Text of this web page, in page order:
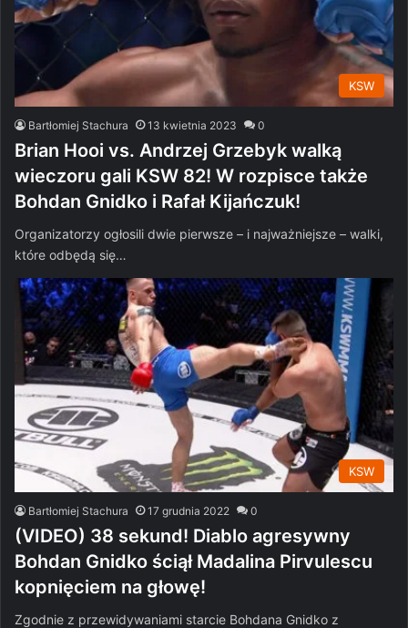
KSW
Bartłomiej Stachura 13 kwietnia 2023 0
Brian Hooi vs. Andrzej Grzebyk walką
wieczoru gali KSW 82! W rozpisce także
Bohdan Gnidko i Rafał Kijańczuk!
Organizatorzy ogłosili dwie pierwsze – i najważniejsze – walki,
które odbędą się…
KSW
Bartłomiej Stachura 17 grudnia 2022 0
(VIDEO) 38 sekund! Diablo agresywny
Bohdan Gnidko ściął Madalina Pirvulescu
kopnięciem na głowę!
Zgodnie z przewidywaniami starcie Bohdana Gnidko z